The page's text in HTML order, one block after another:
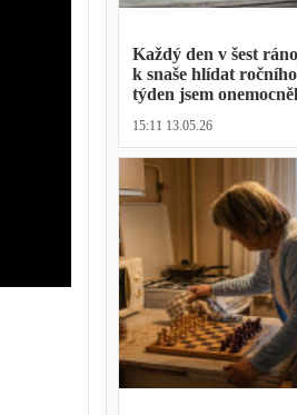
Každý den v šest
k snaše hlídat
týden jsem
den volna. Víš, kolik
15:11 13.05.26